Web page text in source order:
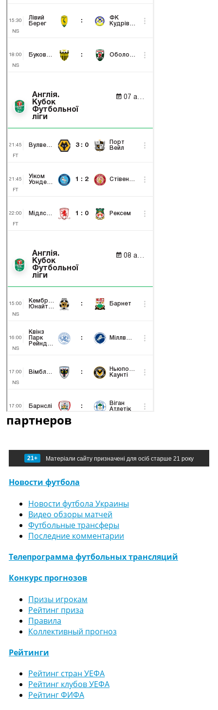
партнеров
21+ Матеріали сайту призначені для осіб старше 21 року
Новости футбола
Новости футбола Украины
Видео обзоры матчей
Футбольные трансферы
Последние комментарии
Телепрограмма футбольных трансляций
Конкурс прогнозов
Призы игрокам
Рейтинг приза
Правила
Коллективный прогноз
Рейтинги
Рейтинг стран УЕФА
Рейтинг клубов УЕФА
Рейтинг ФИФА